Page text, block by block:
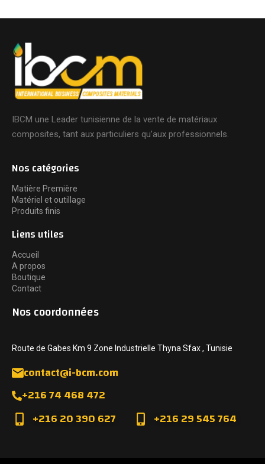
IBCM une Leader tunisienne de la vente de matériaux
composites, tant aux particuliers qu’aux professionnels.
Nos catégories
Matière Première
Matériel et outillage
Produits finis
Liens utiles
Accueil
A propos
Boutique
Contact
Nos coordonnées
Route de Gabes Km 9 Zone Industrielle Thyna Sfax , Tunisie
contact@i-bcm.com
+216 74 468 472
+216 20 390 627
+216 29 545 764